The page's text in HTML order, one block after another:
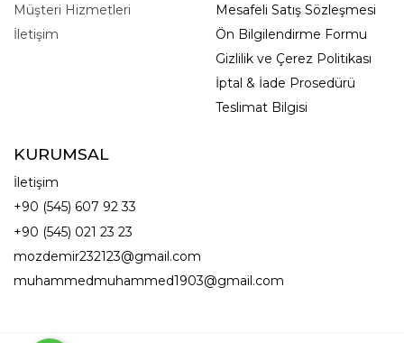
Müşteri Hizmetleri
İletişim
Mesafeli Satış Sözleşmesi
Ön Bilgilendirme Formu
Gizlilik ve Çerez Politikası
İptal & İade Prosedürü
Teslimat Bilgisi
KURUMSAL
İletişim
+90 (545) 607 92 33
+90 (545) 021 23 23
mozdemir232123@gmail.com
muhammedmuhammed1903@gmail.com